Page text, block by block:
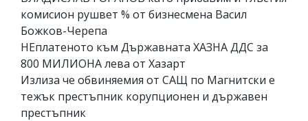
комисион рушвет % от бизнесмена Васил
Божков-Черепа
НЕплатеното към Държавната ХАЗНА ДДС за
800 МИЛИОНА лева от Хазарт
Излиза че обвиняемия от САЩ по Магнитски е
тежък престъпник корупционен и държавен
престъпник